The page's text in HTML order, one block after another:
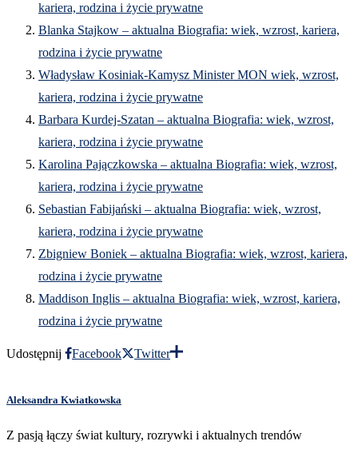
kariera, rodzina i życie prywatne
Blanka Stajkow – aktualna Biografia: wiek, wzrost, kariera,
rodzina i życie prywatne
Władysław Kosiniak-Kamysz Minister MON wiek, wzrost,
kariera, rodzina i życie prywatne
Barbara Kurdej-Szatan – aktualna Biografia: wiek, wzrost,
kariera, rodzina i życie prywatne
Karolina Pajączkowska – aktualna Biografia: wiek, wzrost,
kariera, rodzina i życie prywatne
Sebastian Fabijański – aktualna Biografia: wiek, wzrost,
kariera, rodzina i życie prywatne
Zbigniew Boniek – aktualna Biografia: wiek, wzrost, kariera,
rodzina i życie prywatne
Maddison Inglis – aktualna Biografia: wiek, wzrost, kariera,
rodzina i życie prywatne
Udostępnij Facebook Twitter
Aleksandra Kwiatkowska
Z pasją łączy świat kultury, rozrywki i aktualnych trendów